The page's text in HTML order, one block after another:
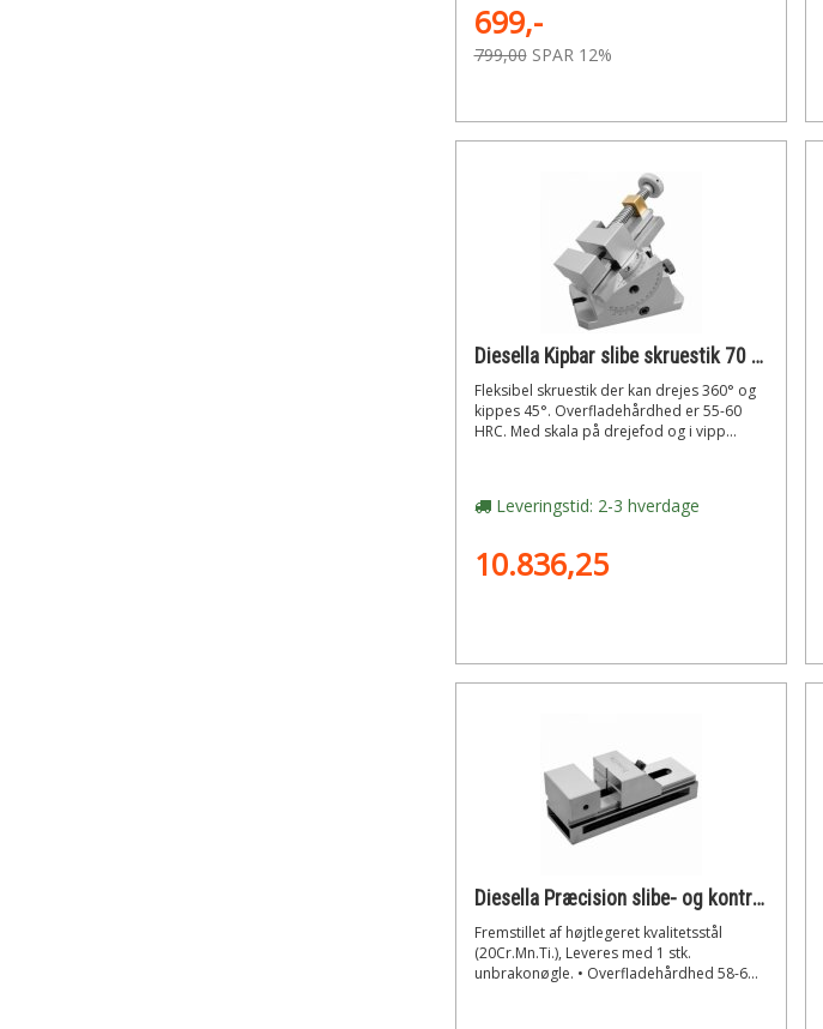
699,-
799,00 SPAR 12%
Diesella Kipbar slibe skruestik 70 mm med drejeskive. åbning 80 mm
Fleksibel skruestik der kan drejes 360° og
kippes 45°. Overfladehårdhed er 55-60
HRC. Med skala på drejefod og i vipp...
Leveringstid: 2-3 hverdage
10.836,25
Diesella Præcision slibe- og kontrolskruestik 50x65 mm med lynindstilling uden spindel
Fremstillet af højtlegeret kvalitetsstål
(20Cr.Mn.Ti.), Leveres med 1 stk.
unbrakonøgle. • Overfladehårdhed 58-6...